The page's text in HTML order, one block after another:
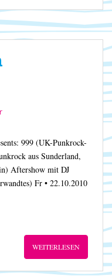
999 (UK-Punkrock-
aus Sunderland,
Aftershow mit DJ
Fr • 22.10.2010
WEITERLESEN